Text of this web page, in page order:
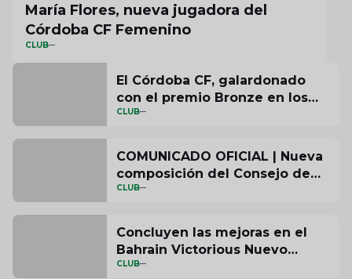
María Flores, nueva jugadora del
Córdoba CF Femenino
CLUB
El Córdoba CF, galardonado
con el premio Bronze en los
ESSMA Stadium Industry
de accesibilidad en el Bahrain
Victorious Nuevo Arcángel
CLUB
COMUNICADO OFICIAL | Nueva
composición del Consejo de
Administración del Córdoba CF
CLUB
Concluyen las mejoras en el
Bahrain Victorious Nuevo
Arcángel
CLUB